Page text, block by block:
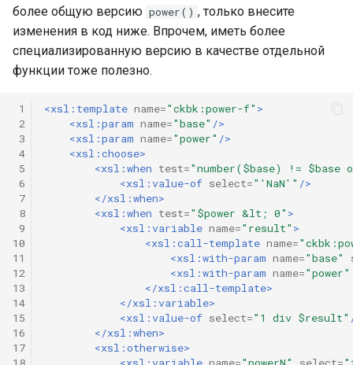
более общую версию power() , только внесите
изменения в код ниже. Впрочем, иметь более
специализированную версию в качестве отдельной
функции тоже полезно.
1
2
3
4
5
6
7
8
9
10
11
12
13
14
15
16
17
<xsl:template name="ckbk:power-f" >
<xsl:param name="base" />
<xsl:param name="power" />
<xsl:choose>
<xsl:when test="number($base) != $base
<xsl:value-of select="'NaN'" />
</xsl:when>
<xsl:when test="$power &lt; 0" >
<xsl:variable name="result" >
<xsl:call-template name=
<xsl:with-param name="base"
<xsl:with-param name="power"
</xsl:call-template>
</xsl:variable>
<xsl:value-of select="1 div $result"
</xsl:when>
<xsl:otherwise>